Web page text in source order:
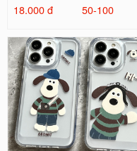
18.000 đ
50-100